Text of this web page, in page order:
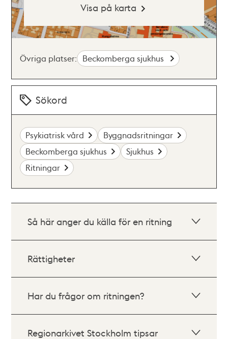
Visa på karta
Övriga platser: Beckomberga sjukhus
Sökord
Psykiatrisk vård
Byggnadsritningar
Beckomberga sjukhus
Sjukhus
Ritningar
Så här anger du källa för en ritning
Rättigheter
Har du frågor om ritningen?
Regionarkivet Stockholm tipsar